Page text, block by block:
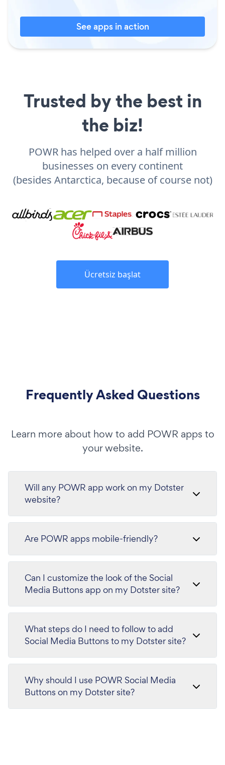
See apps in action
Trusted by the best in
the biz!
POWR has helped over a half million
businesses on every continent
(besides Antarctica, because of course not)
Ücretsiz başlat
Frequently Asked Questions
Learn more about how to add POWR apps to
your website.
Will any POWR app work on my Dotster
website?
Are POWR apps mobile-friendly?
Can I customize the look of the Social
Media Buttons app on my Dotster site?
What steps do I need to follow to add
Social Media Buttons to my Dotster site?
Why should I use POWR Social Media
Buttons on my Dotster site?